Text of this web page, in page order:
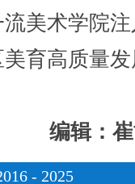
美术学院
育高质量
编辑：
- 2025